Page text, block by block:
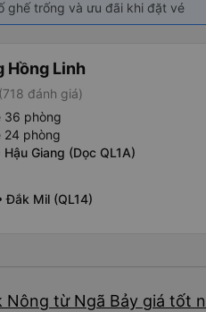
ghế trống và ưu đãi khi đặt vé
Hồng Linh
(718 đánh giá)
36 phòng
24 phòng
Hậu Giang (Dọc QL1A)
Đắk Mil (QL14)
từ Ngã Bảy giá tốt